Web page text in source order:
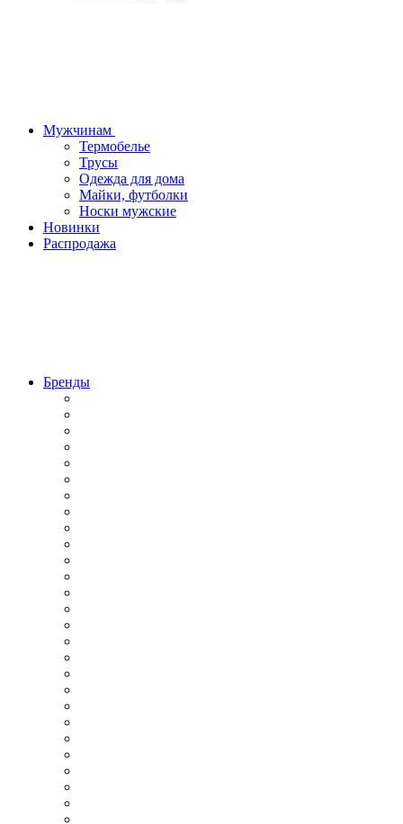
Мужчинам
Термобелье
Трусы
Одежда для дома
Майки, футболки
Носки мужские
Новинки
Распродажа
Бренды